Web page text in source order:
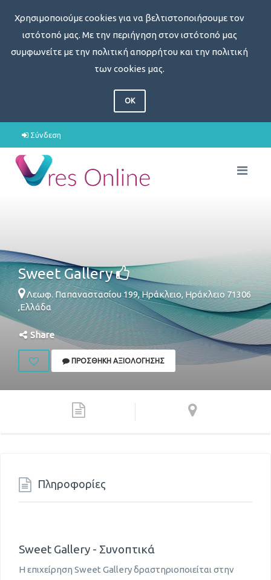
Χρησιμοποιούμε cookies για να βελτιστοποιήσουμε τον
ιστότοπό μας. Με την περιήγηση στον ιστότοπό μας
συμφωνείτε με την πολιτική απορρήτου και την πολιτική
των cookies μας.
OK
Σύνδεση
Sweet Gallery
Λεωφ. Παπαναστασίου 199,Ηράκλειο,Ηράκλειο71306
,Ελλάδα
Share
ΠΡΟΣΘΉΚΗ ΑΞΙΟΛΌΓΗΣΗΣ
Πληροφορίες
Sweet Gallery - Συνοπτικά
Η επιχείρηση Sweet Gallery δραστηριοποιείται στην